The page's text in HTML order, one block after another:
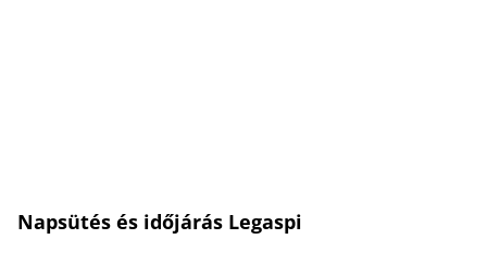
Napsütés és időjárás Legaspi